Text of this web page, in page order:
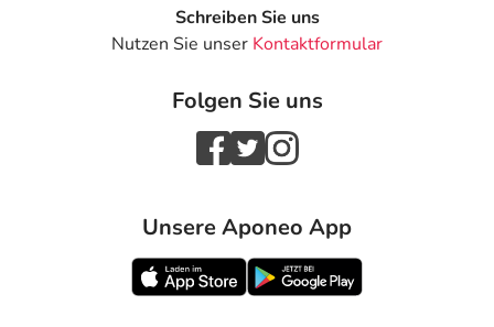
Schreiben Sie uns
Nutzen Sie unser Kontaktformular
Folgen Sie uns
Unsere Aponeo App